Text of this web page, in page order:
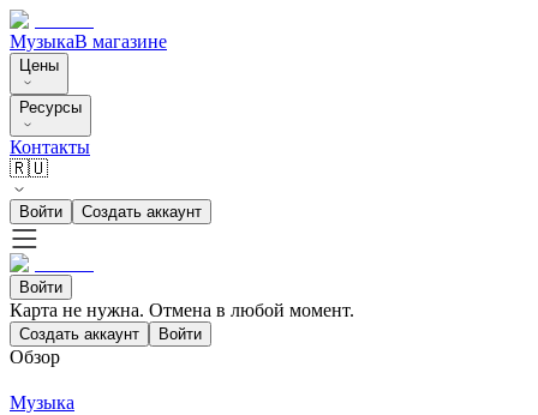
МузыкаВ магазине
Цены
Ресурсы
Контакты
🇷🇺
Войти Создать аккаунт
Войти
Карта не нужна. Отмена в любой момент.
Создать аккаунт Войти
Обзор
Музыка